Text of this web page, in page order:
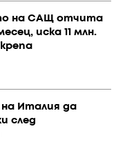
на САЩ отчита
иска 11 млн.
Италия да
след